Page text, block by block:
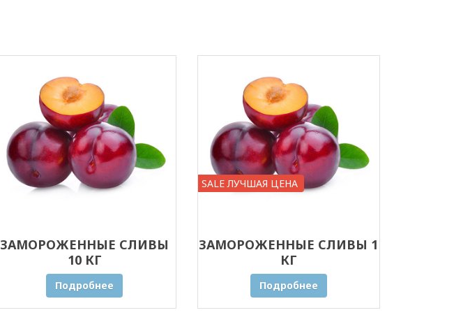
ЗАМОРОЖЕННЫЕ СЛИВЫ
10 КГ
Подробнее
SALE ЛУЧШАЯ ЦЕНА
ЗАМОРОЖЕННЫЕ СЛИВЫ 1
КГ
Подробнее